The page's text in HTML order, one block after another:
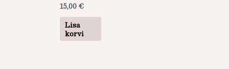
15,00 €
Lisa
korvi